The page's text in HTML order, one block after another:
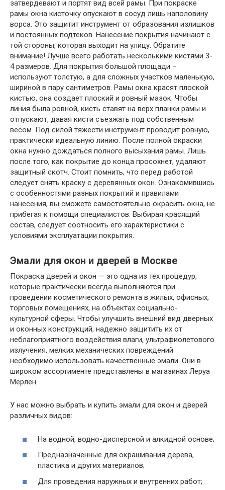
Эмали для окон и дверей в Москве
Покраска дверей и окон — это одна из тех процедур,
которые практически всегда выполняются при
проведении косметического ремонта в жилых, офисных,
торговых помещениях, на объектах социально-
культурной сферы. Чтобы улучшить внешний вид дверных
и оконных конструкций, надежно защитить их от
неблагоприятного воздействия влаги, ультрафиолетового
излучения, мелких механических повреждений
необходимо использовать качественные эмали. Они в
широком ассортименте представлены в магазинах Леруа
Мерлен.
У нас можно выбрать и купить эмали для окон и дверей
различных видов:
На водной, водно-дисперсной и алкидной основе;
Предназначенные для окрашивания дерева,
пластика и других материалов;
Для проведения наружных и внутренних работ;